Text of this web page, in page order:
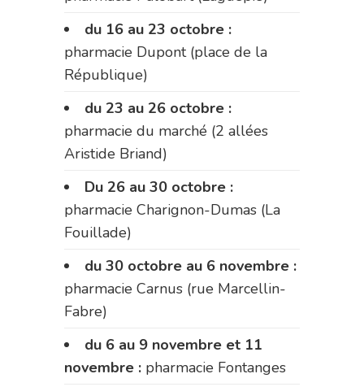
du 16 au 23 octobre :
pharmacie Dupont (place de la
République)
du 23 au 26 octobre :
pharmacie du marché (2 allées
Aristide Briand)
Du 26 au 30 octobre :
pharmacie Charignon-Dumas (La
Fouillade)
du 30 octobre au 6 novembre :
pharmacie Carnus (rue Marcellin-
Fabre)
du 6 au 9 novembre et 11
novembre : pharmacie Fontanges